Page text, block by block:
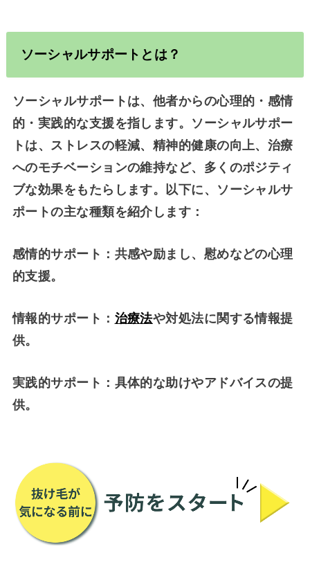
ソーシャルサポートとは？
ソーシャルサポートは、他者からの心理的・感情
的・実践的な支援を指します。ソーシャルサポー
トは、ストレスの軽減、精神的健康の向上、治療
へのモチベーションの維持など、多くのポジティ
ブな効果をもたらします。以下に、ソーシャルサ
ポートの主な種類を紹介します：
感情的サポート：共感や励まし、慰めなどの心理
的支援。
情報的サポート： 治療法や対処法に関する情報提
供。
実践的サポート：具体的な助けやアドバイスの提
供。